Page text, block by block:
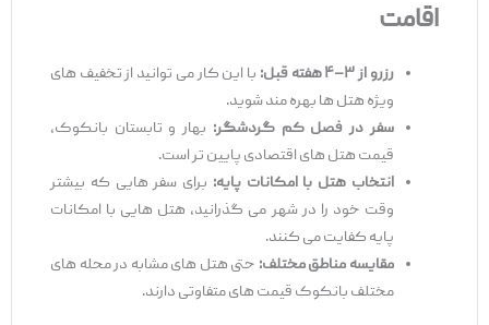
اقامت
رزرو از ۳–۴هفته قبل:با این کار می‌ توانید از تخفیف‌ های
ویژه هتل ‌ها بهره ‌مند شوید.
سفر در فصل کم‌ گردشگر:بهار و تابستان بانکوک،
قیمت هتل ‌های اقتصادی پایین ‌تر است.
انتخاب هتل با امکانات پایه:برای سفر هایی که بیشتر
وقت خود را در شهر می‌ گذرانید، هتل ‌هایی با امکانات
پایه کفایت می‌ کنند.
مقایسه مناطق مختلف:حتی هتل ‌های مشابه در محله‌ های
مختلف بانکوک قیمت ‌های متفاوتی دارند.